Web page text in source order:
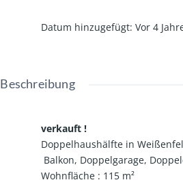
Datum hinzugefügt: Vor 4
Beschreibung
verkauft !
Doppelhaushälfte in
Balkon, Doppelgarage,
Wohnfläche : 115 m²